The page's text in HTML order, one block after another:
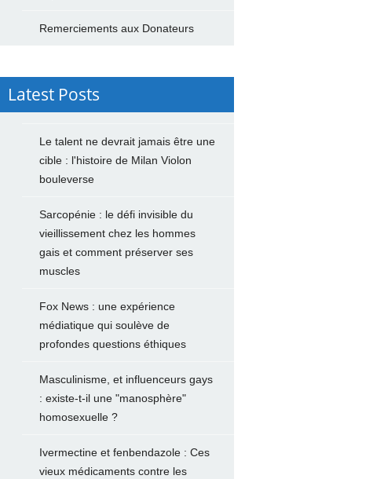
Remerciements aux Donateurs
Latest Posts
Le talent ne devrait jamais être une
cible : l'histoire de Milan Violon
bouleverse
Sarcopénie : le défi invisible du
vieillissement chez les hommes
gais et comment préserver ses
muscles
Fox News : une expérience
médiatique qui soulève de
profondes questions éthiques
Masculinisme, et influenceurs gays
: existe-t-il une "manosphère"
homosexuelle ?
Ivermectine et fenbendazole : Ces
vieux médicaments contre les